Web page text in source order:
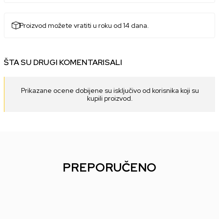
Proizvod možete vratiti u roku od 14 dana.
ŠTA SU DRUGI KOMENTARISALI
Prikazane ocene dobijene su isključivo od korisnika koji su
kupili proizvod.
PREPORUČENO